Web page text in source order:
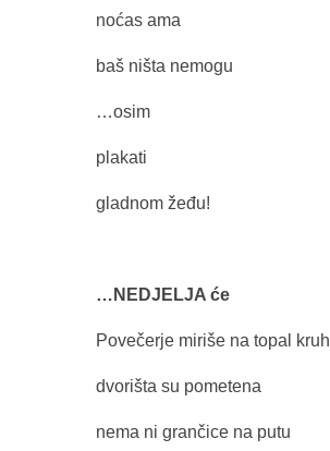
noćas ama
baš ništa nemogu
…osim
plakati
gladnom žeđu!
…NEDJELJA će
Povečerje miriše na topal kruh
dvorišta su pometena
nema ni grančice na putu